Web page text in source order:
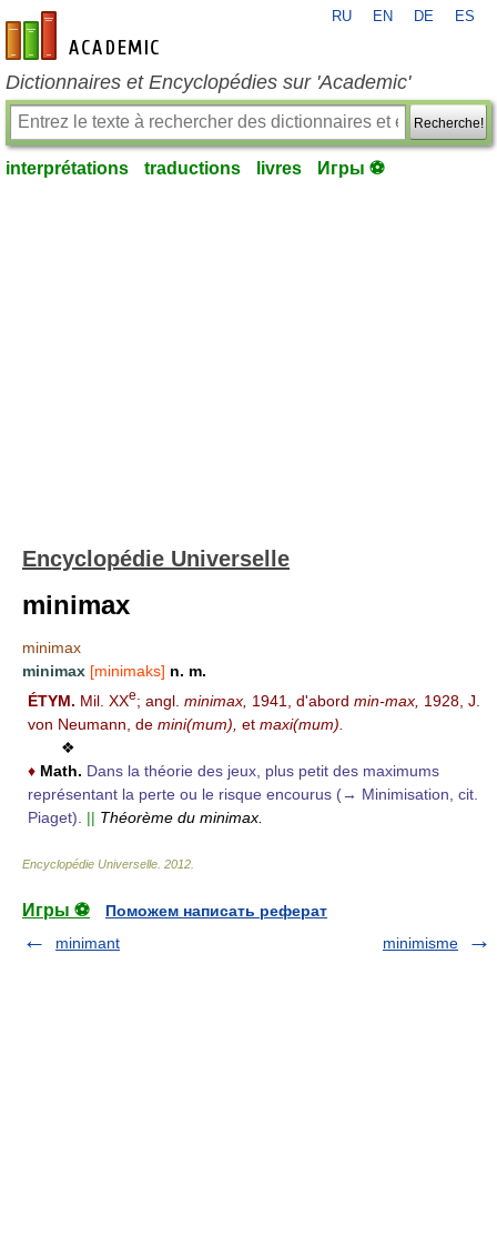
fr-academic.com
RU EN DE ES
Dictionnaires et Encyclopédies sur 'Academic'
Recherche!
interprétations traductions livres Игры ⚽
Encyclopédie Universelle
minimax
minimax
minimax [minimaks] n. m.
ÉTYM. Mil. XXe; angl. minimax, 1941, d'abord min-max, 1928, J.
von Neumann, de mini(mum), et maxi(mum).
❖
♦ Math. Dans la théorie des jeux, plus petit des maximums
représentant la perte ou le risque encourus (→ Minimisation, cit.
Piaget).
|| Théorème du minimax.
Encyclopédie Universelle 2012
Игры ⚽
Поможем написать реферат
minimant
minimisme